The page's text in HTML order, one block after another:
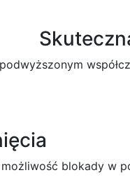
blokady w